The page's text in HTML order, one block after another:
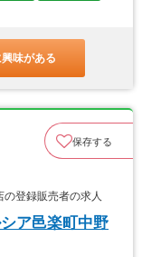
味がある
保存する
登録販売者の求人
ア邑楽町中野